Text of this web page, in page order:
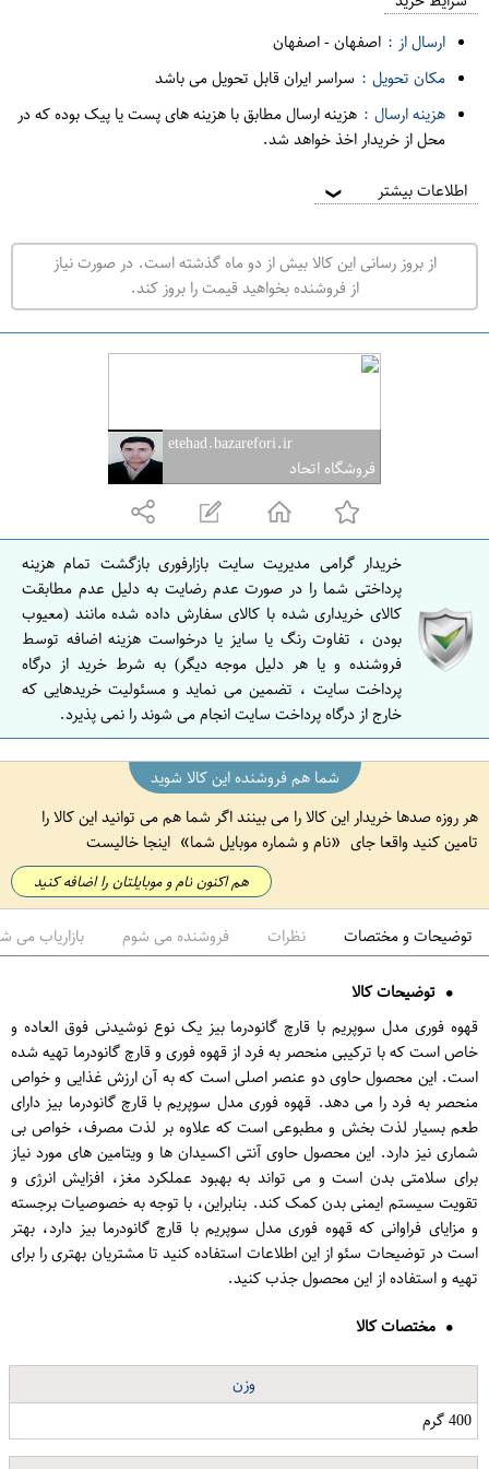
ر
ت
ه
ر
ا
ص
ف
ه
ن
ا
ص
ف
ه
ا
ن
ارسال از : اصفهان-اصفهان
مکان تحویل : سراسر ایران قابل تحویل می باشد
هزینه ارسال : هزینه ارسال مطابق با هزینه های پست یا پیک بوده که در
محل از خریدار اخذ خواهد شد.
اطلاعات بیشتر ❯
از بروز رسانی این کالا بیش از دو ماه گذشته است. در صورت نیاز
از فروشنده بخواهید قیمت را بروز کند.
etehad.bazarefori.ir
فروشگاه اتحاد
خریدار گرامی مدیریت سایت بازارفوری بازگشت تمام هزینه
پرداختی شما را در صورت عدم رضایت به دلیل عدم مطابقت
کالای خریداری شده با کالای سفارش داده شده مانند (معیوب
بودن ، تفاوت رنگ یا سایز یا درخواست هزینه اضافه توسط
فروشنده و یا هر دلیل موجه دیگر) به شرط خرید از درگاه
پرداخت سایت ، تضمین می نماید و مسئولیت خریدهایی که
خارج از درگاه پرداخت سایت انجام می شوند را نمی پذیرد.
شما هم فروشنده این کالا شوید
هر روزه صدها خریدار این کالا را می بینند اگر شما هم می توانید این کالا را
تامین کنید واقعا جای
نام و شماره موبایل شما اینجا خالیست
هم اکنون نام و موبایلتان را اضافه کنید
توضیحات و مختصات نظرات فروشنده می شوم بازاریاب می
توضیحات کالا
قهوه فوری مدل سوپریم با قارچ گانودرما بیز یک نوع نوشیدنی فوق العاده و
خاص است که با ترکیبی منحصر به فرد از قهوه فوری و قارچ گانودرما تهیه شده
است. این محصول حاوی دو عنصر اصلی است که به آن ارزش غذایی و خواص
منحصر به فرد را می دهد. قهوه فوری مدل سوپریم با قارچ گانودرما بیز دارای
طعم بسیار لذت بخش و مطبوعی است که علاوه بر لذت مصرف، خواص بی
شماری نیز دارد. این محصول حاوی آنتی اکسیدان ها و ویتامین های مورد نیاز
برای سلامتی بدن است و می تواند به بهبود عملکرد مغز، افزایش انرژی و
تقویت سیستم ایمنی بدن کمک کند. بنابراین، با توجه به خصوصیات برجسته
و مزایای فراوانی که قهوه فوری مدل سوپریم با قارچ گانودرما بیز دارد، بهتر
است در توضیحات سئو از این اطلاعات استفاده کنید تا مشتریان بهتری را برای
تهیه و استفاده از این محصول جذب کنید.
مختصات کالا
وزن
400 گرم